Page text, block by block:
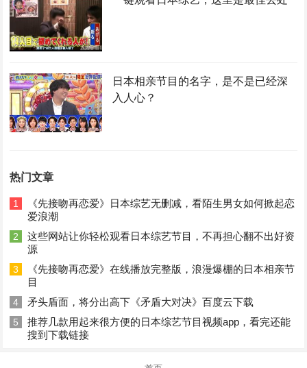
日本相亲节目的名字，是不是已经深
入人心？
热门文章
1
《先接吻再恋爱》日本综艺无删减，看陌生男女如何掀起恋
爱浪潮
2
这些网站让你轻松观看日本综艺节目，不再担心翻不出好资
源
3
《先接吻再恋爱》在线播放完整版，浪漫爆棚的日本相亲节
目
4 矛头盾面，将分出高下《矛盾大对决》百度云下载
5
推荐几款用起来很方便的日本综艺节目视频app，看完还能
搜到下载链接